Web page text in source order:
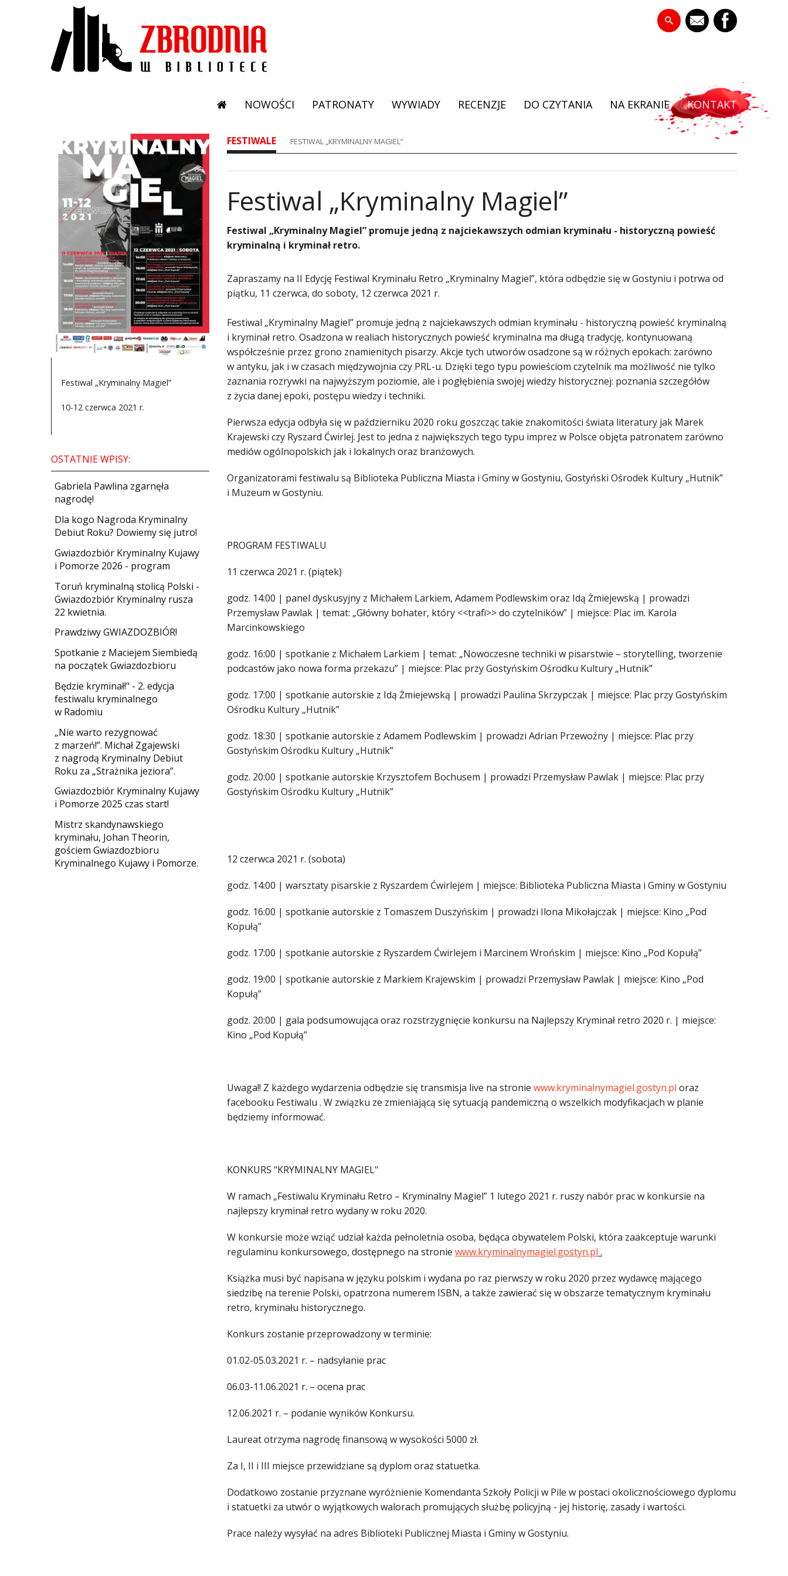
NOWOŚCI PATRONATY WYWIADY RECENZJE DO CZYTANIA NA EKRANIE KONTAKT
Festiwal „Kryminalny Magiel”
10-12 czerwca 2021 r.
OSTATNIE WPISY:
Gabriela Pawlina zgarnęła
nagrodę!
Dla kogo Nagroda Kryminalny
Debiut Roku? Dowiemy się jutro!
Gwiazdozbiór Kryminalny Kujawy
i Pomorze 2026 - program
Toruń kryminalną stolicą Polski -
Gwiazdozbiór Kryminalny rusza
22 kwietnia.
​Prawdziwy GWIAZDOZBIÓR!
Spotkanie z Maciejem Siembiedą
na początek Gwiazdozbioru
​Będzie kryminał!" - 2. edycja
festiwalu kryminalnego
w Radomiu
„Nie warto rezygnować
z marzeń!”. Michał Zgajewski
z nagrodą Kryminalny Debiut
Roku za „Strażnika jeziora”.
Gwiazdozbiór Kryminalny Kujawy
i Pomorze 2025 czas start!
Mistrz skandynawskiego
kryminału, Johan Theorin,
gościem Gwiazdozbioru
Kryminalnego Kujawy i Pomorze.
FESTIWALE FESTIWAL „KRYMINALNY MAGIEL”
Festiwal „Kryminalny Magiel”
Festiwal „Kryminalny Magiel” promuje jedną z najciekawszych odmian kryminału - historyczną powieść
kryminalną i kryminał retro.
Zapraszamy na II Edycję Festiwal Kryminału Retro „Kryminalny Magiel”, która odbędzie się w Gostyniu i potrwa od
piątku, 11 czerwca, do soboty, 12 czerwca 2021 r.
Festiwal „Kryminalny Magiel” promuje jedną z najciekawszych odmian kryminału - historyczną powieść kryminalną
i kryminał retro. Osadzona w realiach historycznych powieść kryminalna ma długą tradycję, kontynuowaną
współcześnie przez grono znamienitych pisarzy. Akcje tych utworów osadzone są w różnych epokach: zarówno
w antyku, jak i w czasach międzywojnia czy PRL-u. Dzięki tego typu powieściom czytelnik ma możliwość nie tylko
zaznania rozrywki na najwyższym poziomie, ale i pogłębienia swojej wiedzy historycznej: poznania szczegółów
z życia danej epoki, postępu wiedzy i techniki.
Pierwsza edycja odbyła się w październiku 2020 roku goszcząc takie znakomitości świata literatury jak Marek
Krajewski czy Ryszard Ćwirlej. Jest to jedna z największych tego typu imprez w Polsce objęta patronatem zarówno
mediów ogólnopolskich jak i lokalnych oraz branżowych.
Organizatorami festiwalu są Biblioteka Publiczna Miasta i Gminy w Gostyniu, Gostyński Ośrodek Kultury „Hutnik”
i Muzeum w Gostyniu.
PROGRAM FESTIWALU
11 czerwca 2021 r. (piątek)
godz. 14:00 | panel dyskusyjny z Michałem Larkiem, Adamem Podlewskim oraz Idą Żmiejewską | prowadzi
Przemysław Pawlak | temat: „Główny bohater, który <<trafi>> do czytelników” | miejsce: Plac im. Karola
Marcinkowskiego
godz. 16:00 | spotkanie z Michałem Larkiem | temat: „Nowoczesne techniki w pisarstwie – storytelling, tworzenie
podcastów jako nowa forma przekazu” | miejsce: Plac przy Gostyńskim Ośrodku Kultury „Hutnik”
godz. 17:00 | spotkanie autorskie z Idą Żmiejewską | prowadzi Paulina Skrzypczak | miejsce: Plac przy Gostyńskim
Ośrodku Kultury „Hutnik”
godz. 18:30 | spotkanie autorskie z Adamem Podlewskim | prowadzi Adrian Przewoźny | miejsce: Plac przy
Gostyńskim Ośrodku Kultury „Hutnik”
godz. 20:00 | spotkanie autorskie Krzysztofem Bochusem | prowadzi Przemysław Pawlak | miejsce: Plac przy
Gostyńskim Ośrodku Kultury „Hutnik”
12 czerwca 2021 r. (sobota)
godz. 14:00 | warsztaty pisarskie z Ryszardem Ćwirlejem | miejsce: Biblioteka Publiczna Miasta i Gminy w Gostyniu
godz. 16:00 | spotkanie autorskie z Tomaszem Duszyńskim | prowadzi Ilona Mikołajczak | miejsce: Kino „Pod
Kopułą”
godz. 17:00 | spotkanie autorskie z Ryszardem Ćwirlejem i Marcinem Wrońskim | miejsce: Kino „Pod Kopułą”
godz. 19:00 | spotkanie autorskie z Markiem Krajewskim | prowadzi Przemysław Pawlak | miejsce: Kino „Pod
Kopułą”
godz. 20:00 | gala podsumowująca oraz rozstrzygnięcie konkursu na Najlepszy Kryminał retro 2020 r. | miejsce:
Kino „Pod Kopułą”
Uwaga!! Z każdego wydarzenia odbędzie się transmisja live na stronie www.kryminalnymagiel.gostyn.pl oraz
facebooku Festiwalu . W związku ze zmieniającą się sytuacją pandemiczną o wszelkich modyfikacjach w planie
będziemy informować.
KONKURS "KRYMINALNY MAGIEL"
W ramach „Festiwalu Kryminału Retro – Kryminalny Magiel” 1 lutego 2021 r. ruszy nabór prac w konkursie na
najlepszy kryminał retro wydany w roku 2020.
W konkursie może wziąć udział każda pełnoletnia osoba, będąca obywatelem Polski, która zaakceptuje warunki
regulaminu konkursowego, dostępnego na stronie www.kryminalnymagiel.gostyn.pl .
Książka musi być napisana w języku polskim i wydana po raz pierwszy w roku 2020 przez wydawcę mającego
siedzibę na terenie Polski, opatrzona numerem ISBN, a także zawierać się w obszarze tematycznym kryminału
retro, kryminału historycznego.
Konkurs zostanie przeprowadzony w terminie:
01.02-05.03.2021 r. – nadsyłanie prac
06.03-11.06.2021 r. – ocena prac
12.06.2021 r. – podanie wyników Konkursu.
Laureat otrzyma nagrodę finansową w wysokości 5000 zł.
Za I, II i III miejsce przewidziane są dyplom oraz statuetka.
Dodatkowo zostanie przyznane wyróżnienie Komendanta Szkoły Policji w Pile w postaci okolicznościowego dyplomu
i statuetki za utwór o wyjątkowych walorach promujących służbę policyjną - jej historię, zasady i wartości.
Prace należy wysyłać na adres Biblioteki Publicznej Miasta i Gminy w Gostyniu.